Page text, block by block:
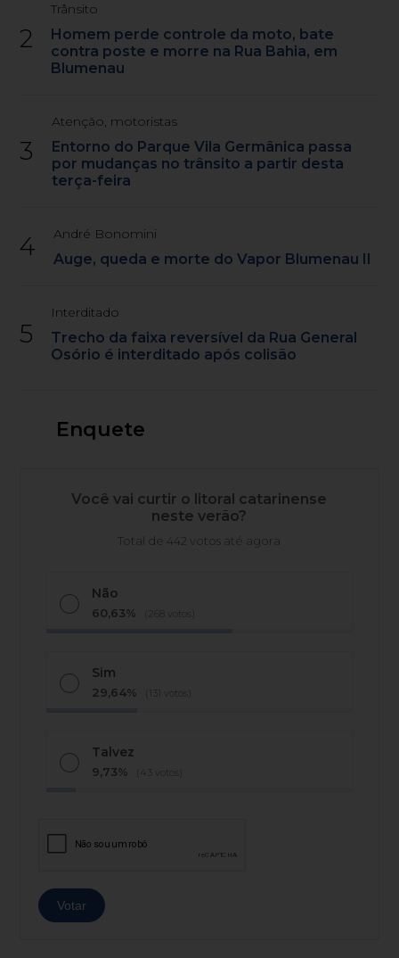
2
Trânsito
Homem perde controle da moto, bate
contra poste e morre na Rua Bahia, em
Blumenau
3
Atenção, motoristas
Entorno do Parque Vila Germânica passa
por mudanças no trânsito a partir desta
terça-feira
4 André Bonomini
Auge, queda e morte do Vapor Blumenau II
5
Interditado
Trecho da faixa reversível da Rua General
Osório é interditado após colisão
Enquete
Você vai curtir o litoral catarinense
neste verão?
Total de 442 votos até agora
Não
60,63% (268 votos)
Sim
29,64% (131 votos)
Talvez
9,73% (43 votos)